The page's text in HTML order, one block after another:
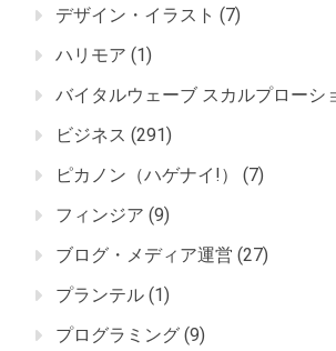
デザイン・イラスト (7)
ハリモア (1)
バイタルウェーブ スカルプローシ
ビジネス (291)
ピカノン（ハゲナイ!）
(7)
フィンジア (9)
ブログ・メディア運営 (27)
プランテル (1)
プログラミング (9)